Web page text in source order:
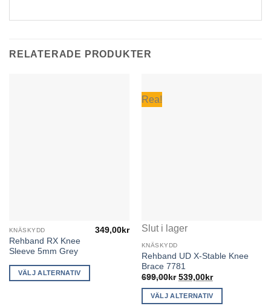
RELATERADE PRODUKTER
KNÄSKYDD
Rehband RX Knee
Sleeve 5mm Grey
349,00 kr
VÄLJ ALTERNATIV
Den
här
har
flera
Rea!
Slut i lager
KNÄSKYDD
Rehband UD X-Stable Knee
Brace 7781
699,00kr Det
priset
var:
539,00krDet
priset
VÄLJ ALTERNATIV
Den
här
produkten
flera